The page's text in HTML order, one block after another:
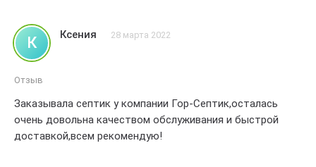
К Ксения 28 марта 2022
Отзыв
Заказывала септик у компании Гор-Септик,осталась
очень довольна качеством обслуживания и быстрой
доставкой,всем рекомендую!